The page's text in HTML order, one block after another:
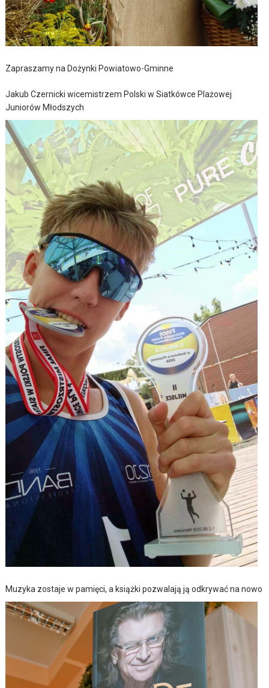
Zapraszamy na Dożynki Powiatowo-Gminne
Jakub Czernicki wicemistrzem Polski w Siatkówce Plażowej
Juniorów Młodszych
Muzyka zostaje w pamięci, a książki pozwalają ją odkrywać na nowo